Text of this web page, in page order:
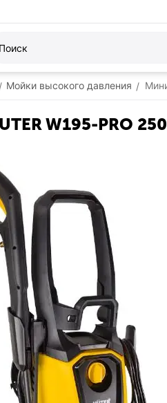
/ Мойки высокого давления /
W195-PRO